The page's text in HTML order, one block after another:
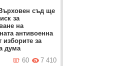
съд ще
за
на
антивоенна
изборите за
дума
7 410
60